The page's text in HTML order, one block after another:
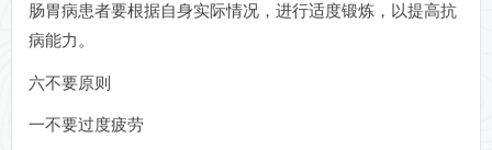
肠胃病患者要根据自身实际情况，进行适度锻炼，以提高抗
病能力。
六不要原则
一不要过度疲劳